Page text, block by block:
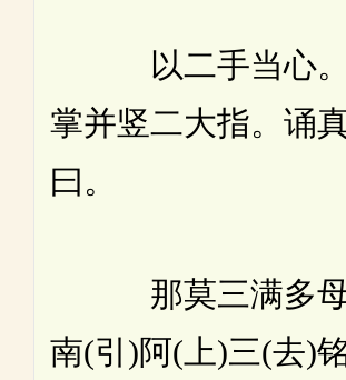
以二手当心。
掌并竖二大指。诵
曰。
那莫三满多母
南(引)阿(上)三(去)